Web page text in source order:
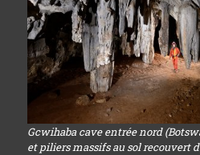
Gcwihaba cave entrée nord
et piliers massifs au sol recouvert